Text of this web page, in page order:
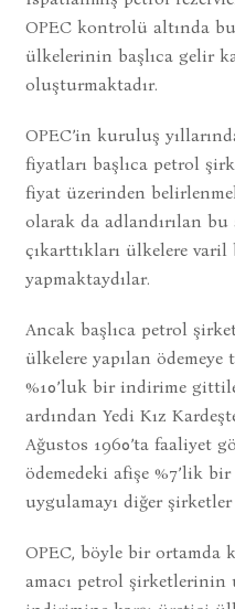
OPEC kontrolü altında
ülkelerinin başlıca gelir
oluşturmaktadır.
OPEC’in kuruluş
fiyatları başlıca petrol
fiyat üzerinden
olarak da adlandırılan
çıkarttıkları ülkelere
yapmaktaydılar.
Ancak başlıca petrol
ülkelere yapılan
%10’luk bir indirime
ardından Yedi Kız
Ağustos 1960’ta faaliyet
ödemedeki afişe %7’lik
uygulamayı diğer
OPEC, böyle bir ortamda
amacı petrol şirketlerinin